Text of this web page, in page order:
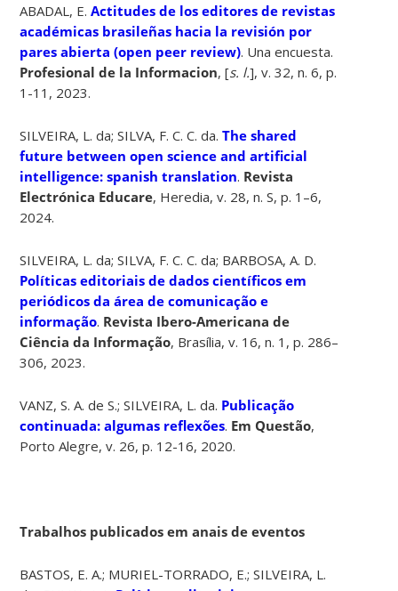
ABADAL, E.Actitudes de los editores de revistas
académicas brasileñas hacia la revisión por
pares abierta (open peer review). Una encuesta.
Profesional de la Informacion, [s. l.], v. 32, n. 6, p.
1-11, 2023.
SILVEIRA, L. da; SILVA, F. C. C. da.The shared
future between open science and artificial
intelligence: spanish translation. Revista
Electrónica Educare, Heredia, v. 28, n. S, p. 1–6,
2024.
SILVEIRA, L. da; SILVA, F. C. C. da; BARBOSA, A. D.
Políticas editoriais de dados científicos em
periódicos da área de comunicação e
informação. Revista Ibero-Americana de
Ciência da Informação, Brasília, v. 16, n. 1, p. 286–
306, 2023.
VANZ, S. A. de S.; SILVEIRA, L. da. Publicação
continuada: algumas reflexões. Em Questão,
Porto Alegre, v. 26, p. 12-16, 2020.
Trabalhos publicados em anais de eventos
BASTOS, E. A.; MURIEL-TORRADO, E.; SILVEIRA, L.